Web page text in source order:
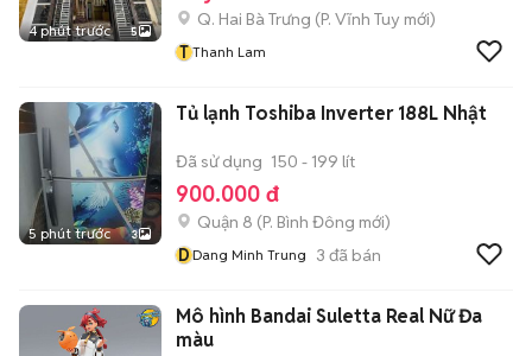
4 phút trước 5
Q. Hai Bà Trưng (P. Vĩnh Tuy mới)
T Thanh Lam
5 phút trước 3
Tủ lạnh Toshiba Inverter 188L Nhật
Đã sử dụng 150 - 199 lít
900.000 đ
Quận 8 (P. Bình Đông mới)
DDang Minh Trung 3 đã bán
Mô hình Bandai Suletta Real Nữ Đa
màu